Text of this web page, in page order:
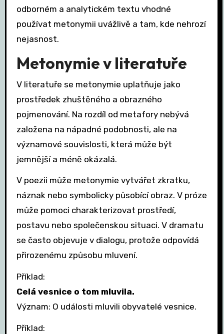
odborném a analytickém textu vhodné
používat metonymii uvážlivě a tam, kde nehrozí
nejasnost.
Metonymie v literatuře
V literatuře se metonymie uplatňuje jako
prostředek zhuštěného a obrazného
pojmenování. Na rozdíl od metafory nebývá
založena na nápadné podobnosti, ale na
významové souvislosti, která může být
jemnější a méně okázalá.
V poezii může metonymie vytvářet zkratku,
náznak nebo symbolicky působící obraz. V próze
může pomoci charakterizovat prostředí,
postavu nebo společenskou situaci. V dramatu
se často objevuje v dialogu, protože odpovídá
přirozenému způsobu mluvení.
Příklad:
Celá vesnice o tom mluvila.
Význam: O události mluvili obyvatelé vesnice.
Příklad: